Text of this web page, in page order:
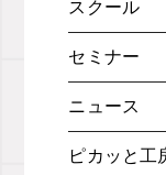
スクール
セミナー
ニュース
ピカッと工